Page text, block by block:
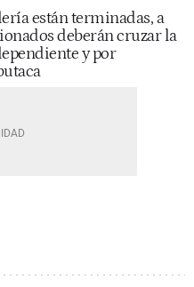
están terminadas, a
deberán cruzar la
y por